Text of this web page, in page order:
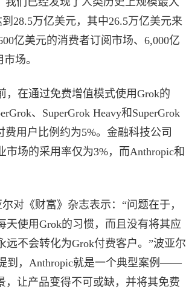
28.5万亿美元，其中26.5万亿美元来
亿美元的消费者订阅市场、6,000亿
场。
在通过免费增值模式使用Grok的
、SuperGrok Heavy和SuperGrok
费用户比例约为5%。金融科技公司
场的采用率仅为3%，而Anthropic和
对《财富》杂志表示：“问题在于，
使用Grok的习惯，而且没有将其应
不会转化为Grok付费客户。”波亚尔
到，Anthropic就是一个典型案例——
，让产品变得不可或缺，并将其免费